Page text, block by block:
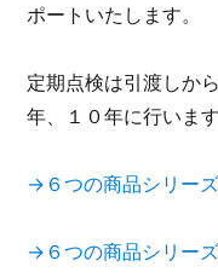
ポートいたします。
定期点検は引渡しか
年、１０年に行います
→６つの商品シリー
→６つの商品シリー